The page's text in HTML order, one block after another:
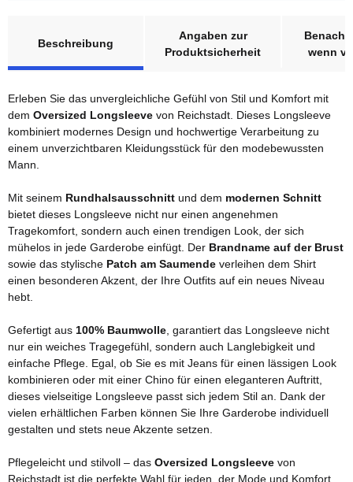
Beschreibung
Angaben zur
Produktsicherheit
wenn
Erleben Sie das unvergleichliche Gefühl von Stil und Komfort mit
dem Oversized Longsleeve von Reichstadt. Dieses Longsleeve
kombiniert modernes Design und hochwertige Verarbeitung zu
einem unverzichtbaren Kleidungsstück für den modebewussten
Mann.
Mit seinem Rundhalsausschnitt und dem modernen Schnitt
bietet dieses Longsleeve nicht nur einen angenehmen
Tragekomfort, sondern auch einen trendigen Look, der sich
mühelos in jede Garderobe einfügt. Der Brandname auf der Brust
sowie das stylische Patch am Saumende verleihen dem Shirt
einen besonderen Akzent, der Ihre Outfits auf ein neues Niveau
hebt.
Gefertigt aus 100% Baumwolle, garantiert das Longsleeve nicht
nur ein weiches Tragegefühl, sondern auch Langlebigkeit und
einfache Pflege. Egal, ob Sie es mit Jeans für einen lässigen Look
kombinieren oder mit einer Chino für einen eleganteren Auftritt,
dieses vielseitige Longsleeve passt sich jedem Stil an. Dank der
vielen erhältlichen Farben können Sie Ihre Garderobe individuell
gestalten und stets neue Akzente setzen.
Pflegeleicht und stilvoll – das Oversized Longsleeve von
Reichstadt ist die perfekte Wahl für jeden, der Mode und Komfort